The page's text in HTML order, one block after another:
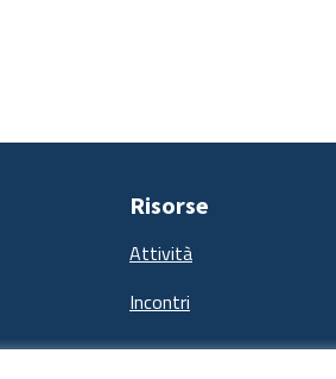
Risorse
Attività
Incontri